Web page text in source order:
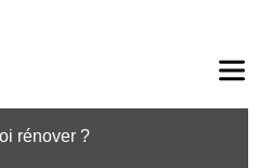
le
rénover ?